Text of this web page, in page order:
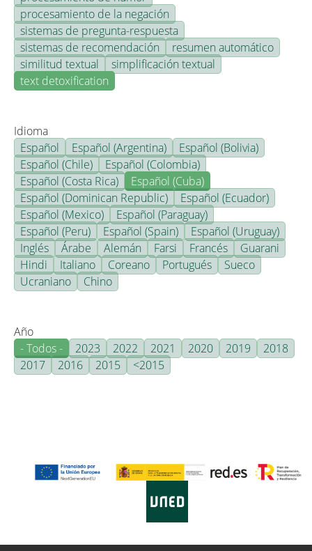
procesamiento de la negación
sistemas de pregunta-respuesta
sistemas de recomendación
resumen automático
similitud textual
simplificación textual
text detoxification
Idioma
Español
Español (Argentina)
Español (Bolivia)
Español (Chile)
Español (Colombia)
Español (Costa Rica)
Español (Cuba)
Español (Dominican Republic)
Español (Ecuador)
Español (Mexico)
Español (Paraguay)
Español (Peru)
Español (Spain)
Español (Uruguay)
Inglés
Árabe Alemán Farsi Francés
Guarani
Hindi
Italiano Coreano Portugués
Sueco
Ucraniano
Chino
Año
- Todos -
2023 2022 2021 2020 2019
2018
2017
2016 2015 <2015